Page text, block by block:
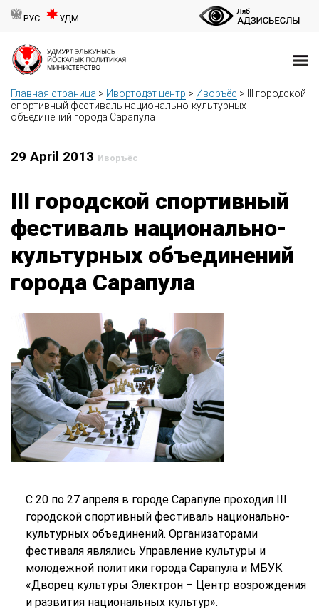
РУС УДМ
Главная страница > Ивортодэт центр > Иворъёс >
III городской
спортивный фестиваль национально-культурных
объединений города Сарапула
29 April 2013 Иворъёс
III городской спортивный
фестиваль национально-
культурных объединений
города Сарапула
С 20 по 27 апреля в городе Сарапуле проходил III
городской спортивный фестиваль национально-
культурных объединений. Организаторами
фестиваля являлись Управление культуры и
молодежной политики города Сарапула и МБУК
«Дворец культуры Электрон – Центр возрождения
и развития национальных культур».